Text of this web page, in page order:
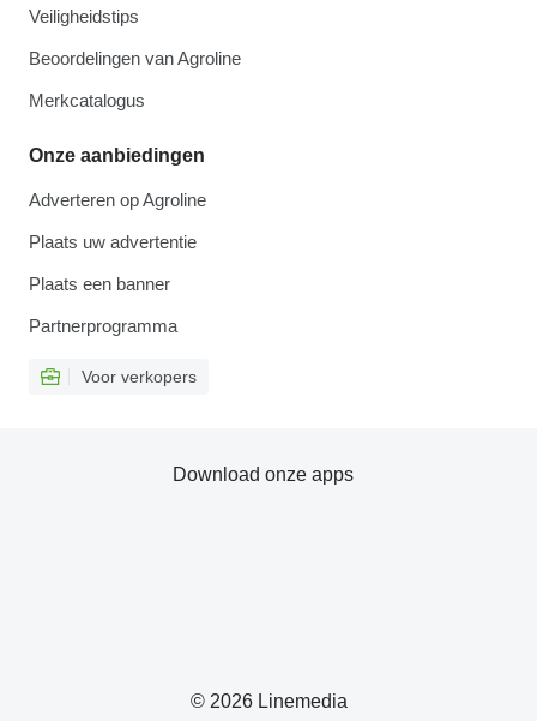
Veiligheidstips
Beoordelingen van Agroline
Merkcatalogus
Onze aanbiedingen
Adverteren op Agroline
Plaats uw advertentie
Plaats een banner
Partnerprogramma
Voor verkopers
© 2026 Linemedia
Download onze apps